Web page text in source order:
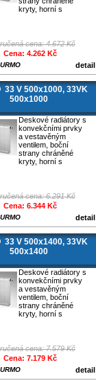
kryty, horní s
cena: 4.672 Kč
Cena: 4.262 Kč
detail
33 V 500x1000, 33VK
500x1000
Deskové radiátory s
konvekčními prvky
a vestavěným
ventilem, boční
strany chráněné
kryty, horní s
cena: 6.291 Kč
Cena: 6.344 Kč
detail
33 V 500x1400, 33VK
500x1400
Deskové radiátory s
konvekčními prvky
a vestavěným
ventilem, boční
strany chráněné
kryty, horní s
cena: 7.579 Kč
Cena: 7.179 Kč
detail